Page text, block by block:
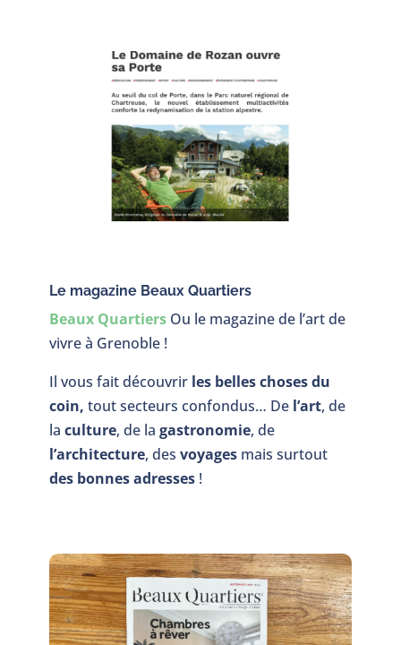
Le magazine Beaux Quartiers
Beaux Quartiers Ou le magazine de l’art de
vivre à Grenoble !
Il vous fait découvrir les belles choses du
coin, tout secteurs confondus… De l’art, de
la culture, de la gastronomie, de
l’architecture, des voyagesmais surtout
des bonnes adresses!